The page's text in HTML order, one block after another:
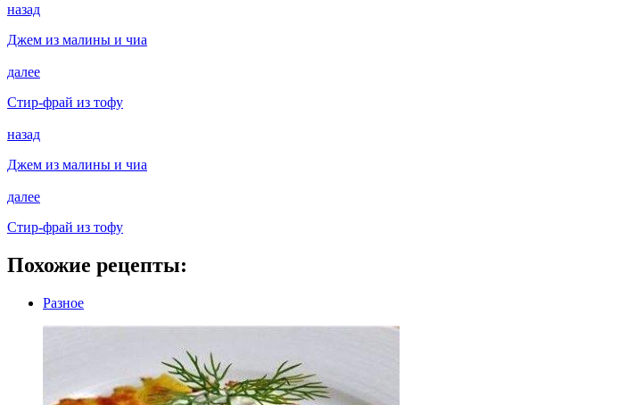
назад
Джем из малины и чиа
далее
Стир-фрай из тофу
назад
Джем из малины и чиа
далее
Стир-фрай из тофу
Похожие рецепты:
Разное